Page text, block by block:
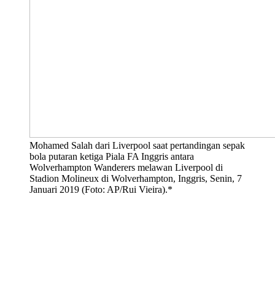
Mohamed Salah dari Liverpool saat pertandingan sepak
bola putaran ketiga Piala FA Inggris antara
Wolverhampton Wanderers melawan Liverpool di
Stadion Molineux di Wolverhampton, Inggris, Senin, 7
Januari 2019 (Foto: AP/Rui Vieira).*